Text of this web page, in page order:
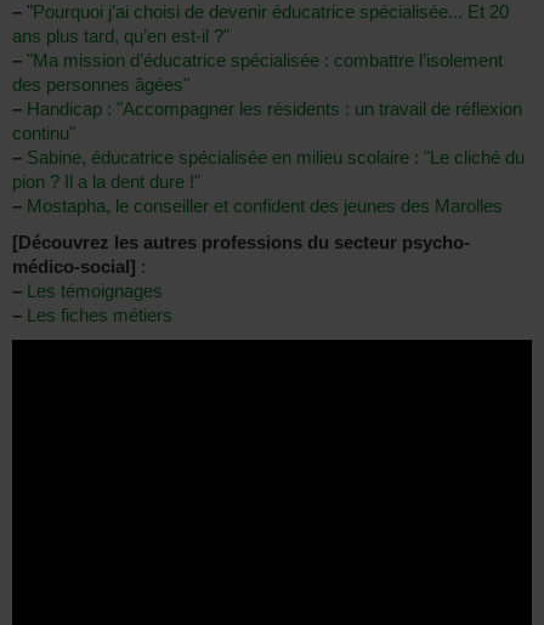
– "Pourquoi j’ai choisi de devenir éducatrice spécialisée... Et 20
ans plus tard, qu’en est-il ?"
– "Ma mission d’éducatrice spécialisée : combattre l’isolement
des personnes âgées"
– Handicap : "Accompagner les résidents : un travail de réflexion
continu"
– Sabine, éducatrice spécialisée en milieu scolaire : "Le cliché du
pion ? Il a la dent dure !"
– Mostapha, le conseiller et confident des jeunes des Marolles
[Découvrez les autres professions du secteur psycho-
médico-social] :
– Les témoignages
– Les fiches métiers